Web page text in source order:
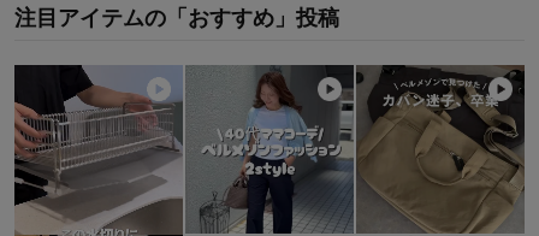
注目アイテムの「おすすめ」投稿